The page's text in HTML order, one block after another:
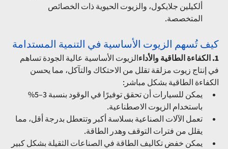
ألكيلين جلايكول، والزيوت الحيوية ذات الخصائص
المتخصصة.
كيف تُسهم الزيوت الأساسية في التنمية المستدامة
1. الكفاءة الطاقية والأداء
الزيوت الأساسية عالية الجودة تساهم
في إنتاج زيوت مزلقة تقلل من الاحتكاك والتآكل، مما يحسن
الكفاءة الطاقية بشكل مباشر:
يمكن للسيارات أن تحقق توفيرًا في الوقود بنسبة 3–5%
باستخدام الزيوت الاصطناعية.
تعمل الآلات الصناعية بسلاسة أكبر وتتعطل بدرجة أقل، مما
يقلل من فترات التوقف وهدر الطاقة.
يمكن خفض تكاليف الطاقة في الصناعات الثقيلة بشكل كبير